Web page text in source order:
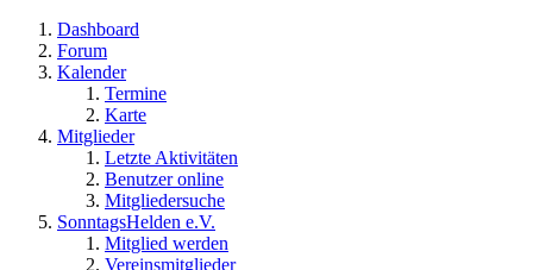
Dashboard
Forum
Kalender
Termine
Karte
Mitglieder
Letzte Aktivitäten
Benutzer online
Mitgliedersuche
SonntagsHelden e.V.
Mitglied werden
Vereinsmitglieder